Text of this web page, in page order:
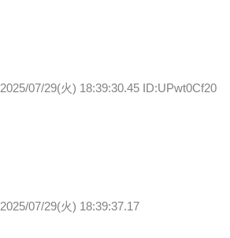
2025/07/29(火) 18:39:30.45 ID:UPwt0Cf20
2025/07/29(火) 18:39:37.17